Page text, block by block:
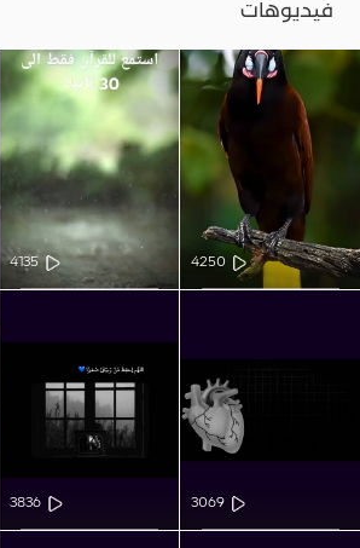
فيديوهات
4250
4135
3069
3836